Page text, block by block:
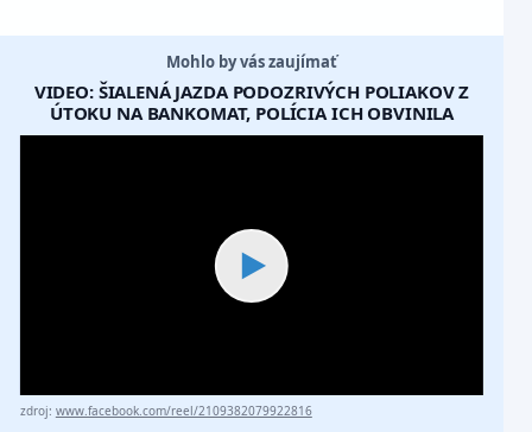
Mohlo by vás zaujímať
VIDEO: ŠIALENÁ JAZDA PODOZRIVÝCH POLIAKOV Z
ÚTOKU NA BANKOMAT, POLÍCIA ICH OBVINILA
▶
zdroj: www.facebook.com/reel/2109382079922816